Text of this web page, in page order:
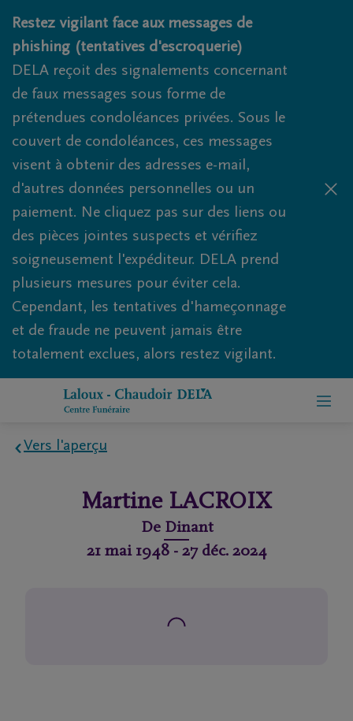
Obituaries.breadcrumbs.SkipLink
Restez vigilant face aux messages de
phishing (tentatives d'escroquerie)
DELA reçoit des signalements concernant
de faux messages sous forme de
prétendues condoléances privées. Sous le
couvert de condoléances, ces messages
visent à obtenir des adresses e-mail,
d'autres données personnelles ou un
paiement. Ne cliquez pas sur des liens ou
des pièces jointes suspects et vérifiez
soigneusement l'expéditeur. DELA prend
plusieurs mesures pour éviter cela.
Cependant, les tentatives d'hameçonnage
et de fraude ne peuvent jamais être
totalement exclues, alors restez vigilant.
Vers l'aperçu
Martine LACROIX
De Dinant
21 mai 1948- 27 déc. 2024